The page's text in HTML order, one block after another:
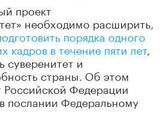
проект
необходимо расширить,
порядка одного
кадров в течение пяти лет,
суверенитет и
страны. Об этом
Российской Федерации
послании Федеральному